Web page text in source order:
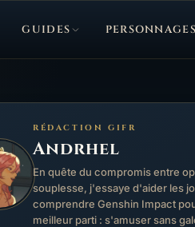
GUIDES PERSONNAGES
RÉDACTION GIFR
Andrhel
En quête du compromis entre
souplesse, j'essaye d'aider les
comprendre Genshin Impact
meilleur parti : s'amuser sans